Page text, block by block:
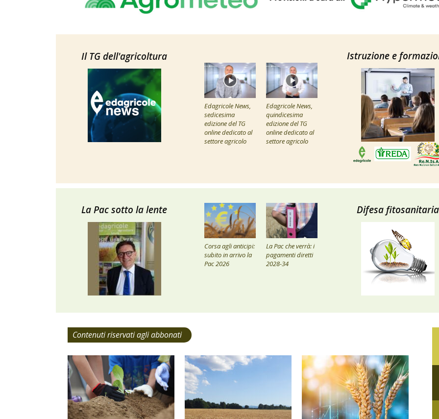
Il TG dell'agricoltura
Edagricole News,
sedicesima
edizione del TG
online dedicato al
settore agricolo
Edagricole News,
quindicesima
edizione del TG
online dedicato al
settore agricolo
Istruzione e
La Pac sotto la lente
Corsa agli anticipi:
subito in arrivo la
Pac 2026
La Pac che verrà: i
pagamenti diretti
2028-34
Difesa fitosanitaria
Contenuti riservati agli abbonati